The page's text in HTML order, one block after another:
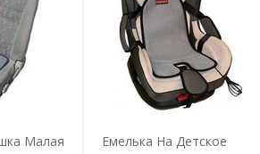
Малая
Емелька На Детское